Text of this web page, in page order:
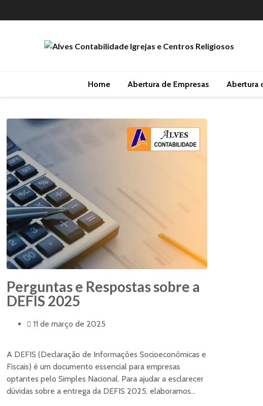
Home Abertura de Empresas Abertura
Perguntas e Respostas sobre a
DEFIS 2025
11 de março de 2025
A DEFIS (Declaração de Informações Socioeconômicas e
Fiscais) é um documento essencial para empresas
optantes pelo Simples Nacional. Para ajudar a esclarecer
dúvidas sobre a entrega da DEFIS 2025, elaboramos...